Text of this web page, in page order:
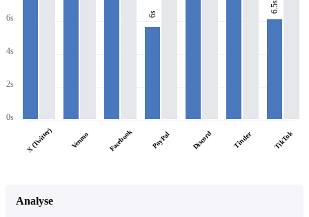
6s
4s
2s
0s
X (Twitter) Venmo Facebook
6s
PayPal Discord Tinder
6.5s
TikTok
Analyse